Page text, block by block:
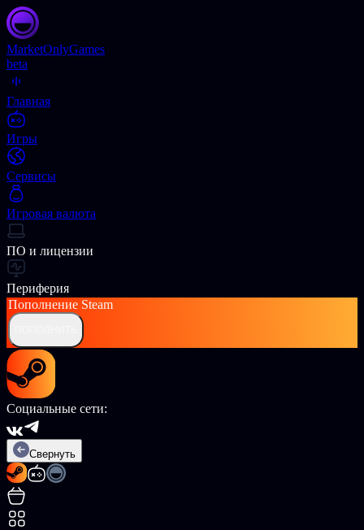
MarketOnlyGames
beta
Главная
Игры
Сервисы
Игровая валюта
ПО и лицензии
Периферия
Пополнение Steam
Социальные сети:
Свернуть